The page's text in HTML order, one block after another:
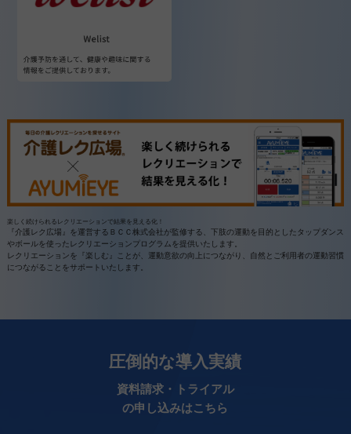
楽しく続けられるレクリエーションで結果を見える化！
『介護レク広場』を運営するＢＣＣ株式会社が監修する、下肢の運動を目的としたタップダンス
やボールを使ったレクリエーションプログラムを提供いたします。
レクリエーションを『楽しむ』ことが、運動意欲の向上につながり、自然とご利用者の運動習慣
につながることをサポートいたします。
圧倒的な導入実績
資料請求・トライアル
の申し込みはこちら